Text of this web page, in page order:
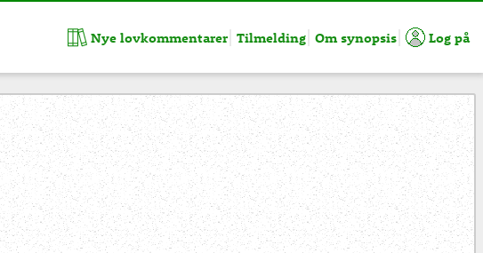
Nye lovkommentarer Tilmelding Om synopsis Log på